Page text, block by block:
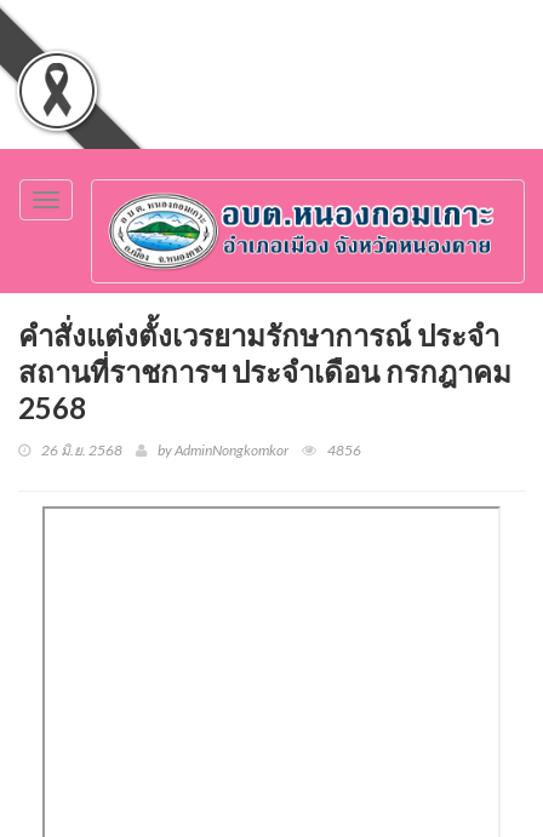
Toggle
navigation
คำสั่งแต่งตั้งเวรยามรักษาการณ์ ประจำ
สถานที่ราชการฯ ประจำเดือน กรกฎาคม
2568
26 มิ.ย. 2568 by AdminNongkomkor 4856